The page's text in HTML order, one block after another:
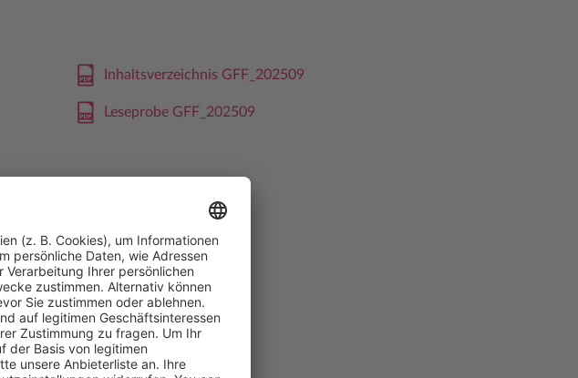
Inhaltsverzeichnis GFF_202509
Leseprobe GFF_202509